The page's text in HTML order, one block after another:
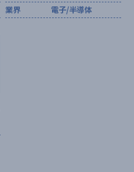
業界
電子/半導体